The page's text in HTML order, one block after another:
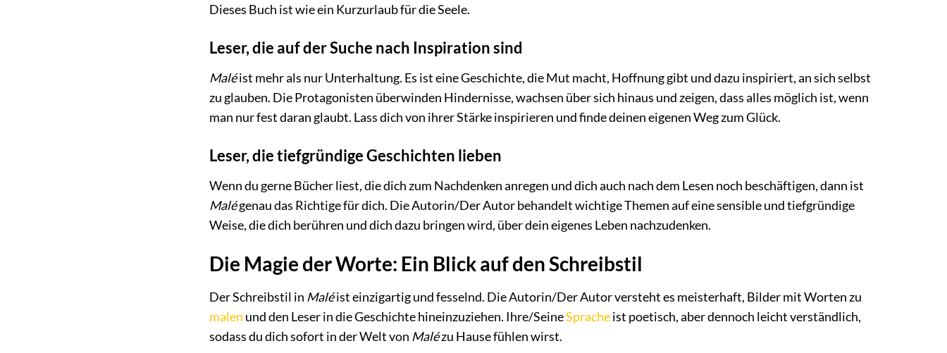
Dieses Buch ist wie ein Kurzurlaub für die Seele.
Leser, die auf der Suche nach Inspiration sind
Maléist mehr als nur Unterhaltung. Es ist eine Geschichte, die Mut macht, Hoffnung gibt und dazu inspiriert, an sich selbst
zu glauben. Die Protagonisten überwinden Hindernisse, wachsen über sich hinaus und zeigen, dass alles möglich ist, wenn
man nur fest daran glaubt. Lass dich von ihrer Stärke inspirieren und finde deinen eigenen Weg zum Glück.
Leser, die tiefgründige Geschichten lieben
Wenn du gerne Bücher liest, die dich zum Nachdenken anregen und dich auch nach dem Lesen noch beschäftigen, dann ist
Malégenau das Richtige für dich. Die Autorin/Der Autor behandelt wichtige Themen auf eine sensible und tiefgründige
Weise, die dich berühren und dich dazu bringen wird, über dein eigenes Leben nachzudenken.
Die Magie der Worte: Ein Blick auf den Schreibstil
Der Schreibstil in Maléist einzigartig und fesselnd. Die Autorin/Der Autor versteht es meisterhaft, Bilder mit Worten zu
malen und den Leser in die Geschichte hineinzuziehen. Ihre/SeineSpracheist poetisch, aber dennoch leicht verständlich,
sodass du dich sofort in der Welt von Malézu Hause fühlen wirst.